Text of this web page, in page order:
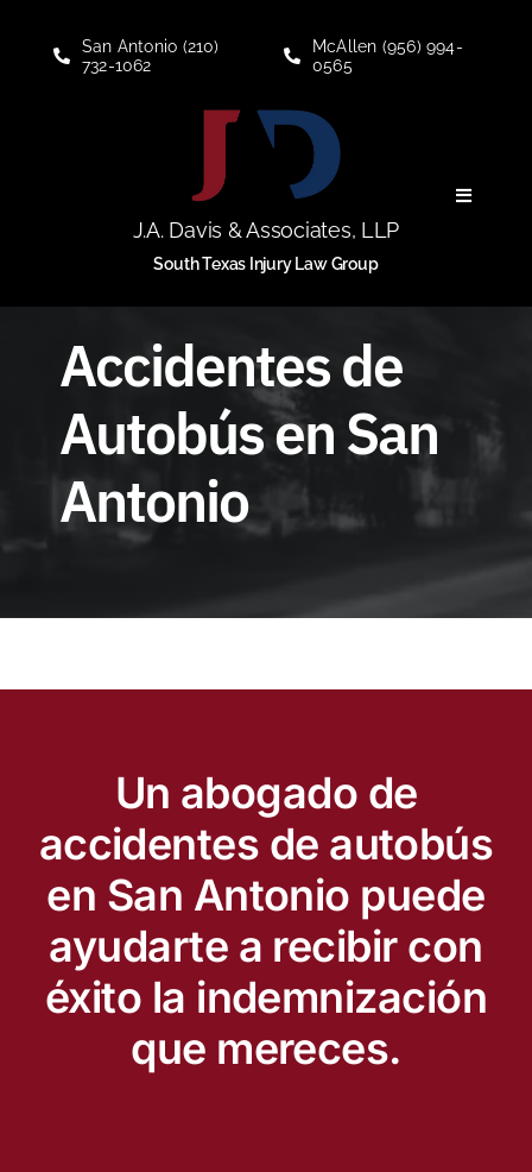
San Antonio (210)
732-1062
McAllen (956) 994-
0565
J.A. Davis & Associates, LLP
South Texas Injury Law Group
Toggle
Lesion personal
Quienes somos
Accidentes de
Autobús en San
Antonio
Un abogado de
accidentes de autobús
en San Antonio puede
ayudarte a recibir con
éxito la indemnización
que mereces.